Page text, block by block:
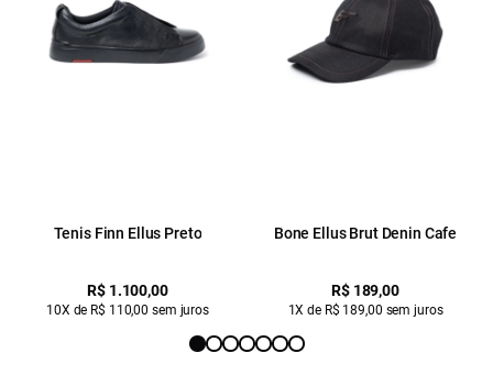
Tenis Finn Ellus Preto
R$ 1.100,00
10X de R$ 110,00 sem juros
Bone Ellus Brut Denin Cafe
R$ 189,00
1X de R$ 189,00 sem juros